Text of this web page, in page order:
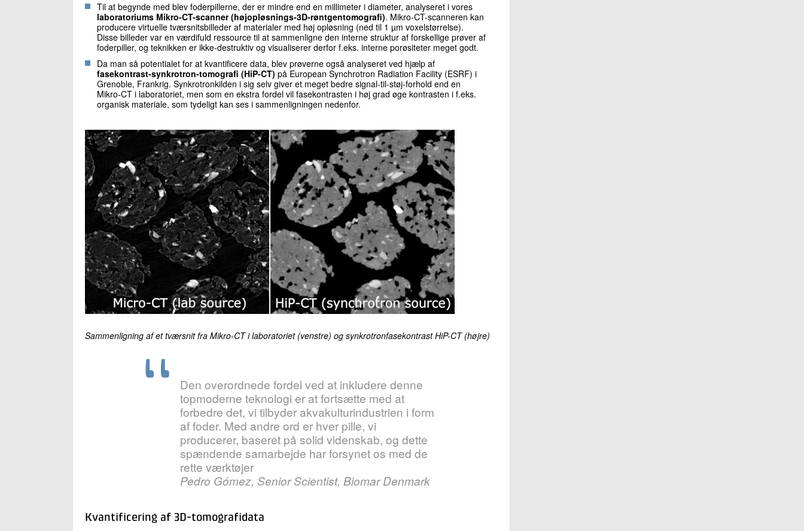
Til at begynde med blev foderpillerne, der er mindre end en millimeter i diameter, analyseret i vores
laboratoriums Mikro-CT-scanner (højopløsnings-3D-røntgentomografi). Mikro-CT-scanneren kan
producere virtuelle tværsnitsbilleder af materialer med høj opløsning (ned til 1 µm voxelstørrelse).
Disse billeder var en værdifuld ressource til at sammenligne den interne struktur af forskellige prøver af
foderpiller, og teknikken er ikke-destruktiv og visualiserer derfor f.eks. interne porøsiteter meget godt.
Da man så potentialet for at kvantificere data, blev prøverne også analyseret ved hjælp af
fasekontrast-synkrotron-tomografi (HiP-CT) på European Synchrotron Radiation Facility (ESRF) i
Grenoble, Frankrig. Synkrotronkilden i sig selv giver et meget bedre signal-til-støj-forhold end en
Mikro-CT i laboratoriet, men som en ekstra fordel vil fasekontrasten i høj grad øge kontrasten i f.eks.
organisk materiale, som tydeligt kan ses i sammenligningen nedenfor.
Sammenligning af et tværsnit fra Mikro-CT i laboratoriet (venstre) og synkrotronfasekontrast HiP-CT (højre)
Den overordnede fordel ved at inkludere denne
topmoderne teknologi er at fortsætte med at
forbedre det, vi tilbyder akvakulturindustrien i form
af foder. Med andre ord er hver pille, vi
producerer, baseret på solid videnskab, og dette
spændende samarbejde har forsynet os med de
rette værktøjer
Pedro Gómez, Senior Scientist, Biomar Denmark
Kvantificering af 3D-tomografidata